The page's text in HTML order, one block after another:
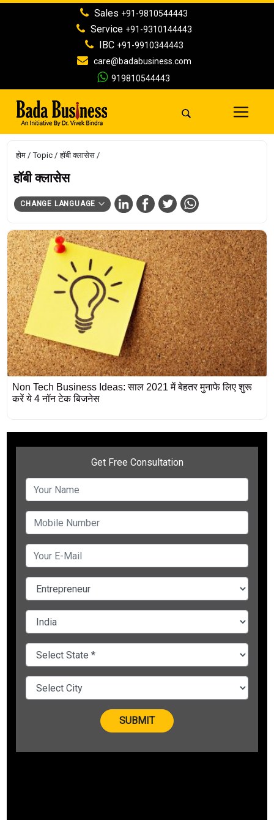
Sales +91-9810544443
Service +91-9310144443
IBC +91-9910344443
care@badabusiness.com
919810544443
होम Topic हॉबी क्लासेस
हॉबी क्लासेस
CHANGE LANGUAGE
Non Tech Business Ideas: साल 2021 में बेहतर मुनाफे लिए शुरू
करें ये 4 नॉन टेक बिजनेस